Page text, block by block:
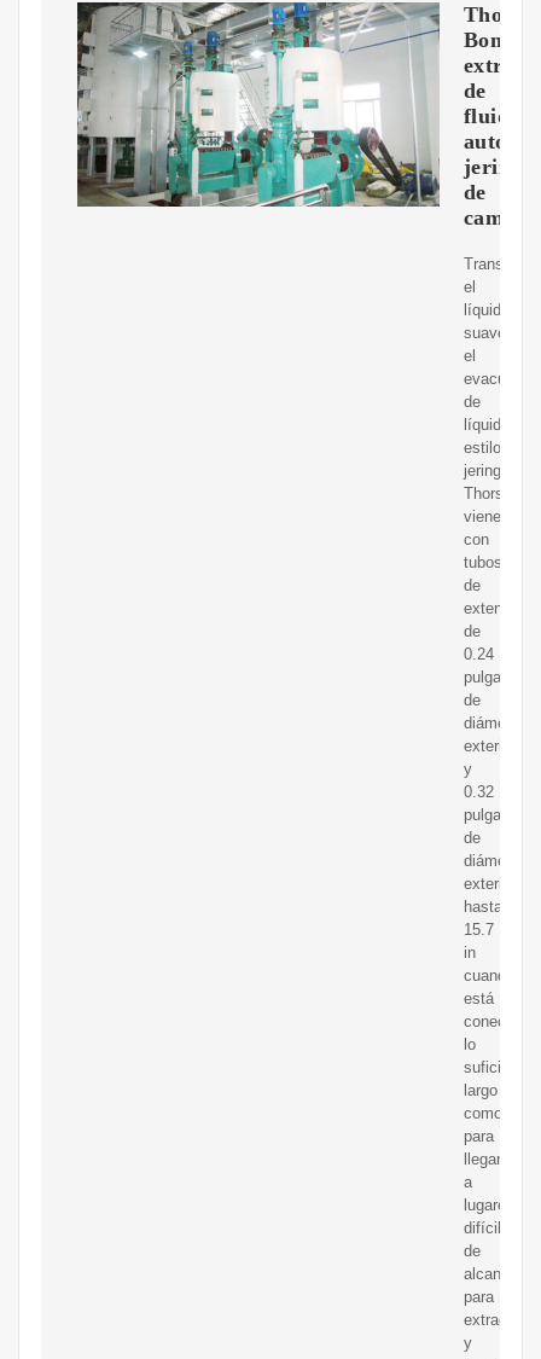
Bomba
de
fluidos
jeringa
de
cambio
Transfiere
el
líquido
el
evacuador
de
líquidos
estilo
jeringa
Thorstone
viene
con
tubos
de
extensión
de
0.24
pulgadas
de
diámetro
exterior
y
0.32
pulgadas
de
diámetro
exterior,
hasta
15.7
in
cuando
está
conectado,
lo
largo
como
para
llegar
a
lugares
difíciles
de
alcanzar
para
extraer
y